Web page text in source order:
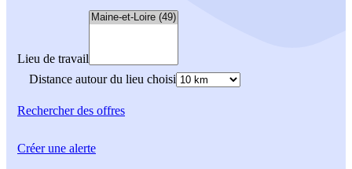
Lieu de travail
Distance autour du lieu choisi
Rechercherdes offres
Créer une alerte